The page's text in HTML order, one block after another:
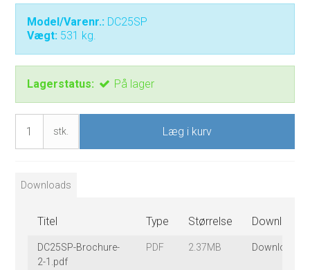
Model/Varenr.: DC25SP
Vægt: 531 kg.
Lagerstatus: På lager
stk. Læg i kurv
Downloads
Titel Type Størrelse Download
DC25SP-Brochure-
2-1.pdf
PDF 2.37MB Download